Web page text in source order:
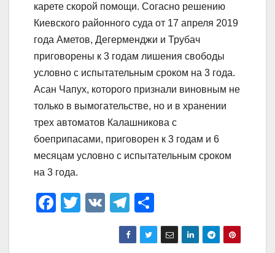
карете скорой помощи. Согасно решению
Киевского районного суда от 17 апреля 2019
года Аметов, Дегерменджи и Трубач
приговорены к 3 годам лишения свободы
условно с испытательным сроком на 3 года.
Асан Чапух, которого признали виновным не
только в вымогательстве, но и в хранении
трех автоматов Калашникова с
боеприпасами, приговорен к 3 годам и 6
месяцам условно с испытательным сроком
на 3 года.
F
T
V
T
el
e
тп
р